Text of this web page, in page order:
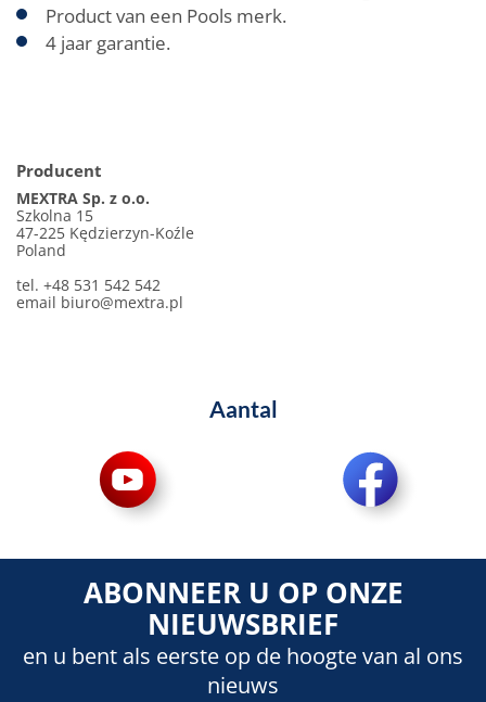
Product van een Pools merk.
4 jaar garantie.
Producent
MEXTRA Sp. z o.o.
Szkolna 15
47-225 Kędzierzyn-Koźle
Poland
tel. +48 531 542 542
email biuro@mextra.pl
Aantal
ABONNEER U OP ONZE
NIEUWSBRIEF
en u bent als eerste op de hoogte van al ons
nieuws